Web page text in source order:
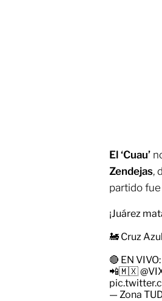
El ‘Cuau’
Zendejas,
partido
¡Juárez
🚂 Cruz
🔴 EN VIVO:
📲🇲🇽
— Zona